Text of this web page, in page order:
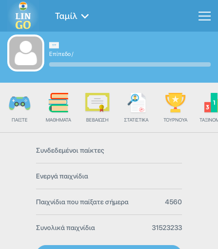
Ταμίλ
Επίπεδο/
ΠΑΊΞΤΕ ΜΑΘΉΜΑΤΑ ΒΕΒΑΊΩΣΗ ΣΤΑΤΙΣΤΙΚΆ ΤΟΥΡΝΟΥΆ
Συνδεδεμένοι παίκτες
Ενεργά παιχνίδια
Παιχνίδια που παίξατε σήμερα 4560
Συνολικά παιχνίδια 31523233